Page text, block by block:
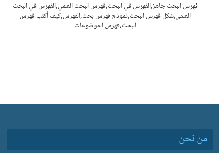
فهرس البحث جاهز,الفهرس في البحث,فهرس البحث العلمي,الفهرس في البحث
العلمي,شكل فهرس البحث,نموذج فهرس بحث,الفهرس,كيف أكتب فهرس
البحث,فهرس الموضوعات
من نحن